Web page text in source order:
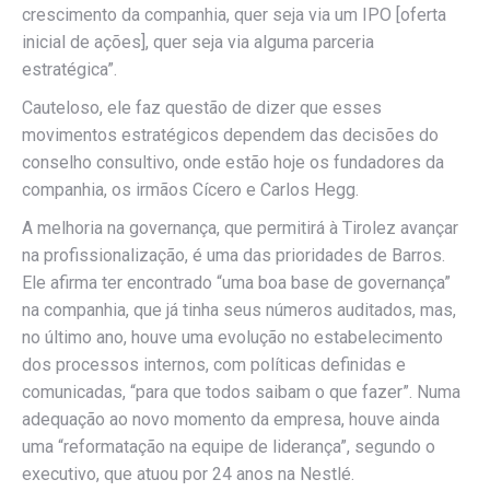
crescimento da companhia, quer seja via um IPO [oferta
inicial de ações], quer seja via alguma parceria
estratégica”.
Cauteloso, ele faz questão de dizer que esses
movimentos estratégicos dependem das decisões do
conselho consultivo, onde estão hoje os fundadores da
companhia, os irmãos Cícero e Carlos Hegg.
A melhoria na governança, que permitirá à Tirolez avançar
na profissionalização, é uma das prioridades de Barros.
Ele afirma ter encontrado “uma boa base de governança”
na companhia, que já tinha seus números auditados, mas,
no último ano, houve uma evolução no estabelecimento
dos processos internos, com políticas definidas e
comunicadas, “para que todos saibam o que fazer”. Numa
adequação ao novo momento da empresa, houve ainda
uma “reformatação na equipe de liderança”, segundo o
executivo, que atuou por 24 anos na Nestlé.